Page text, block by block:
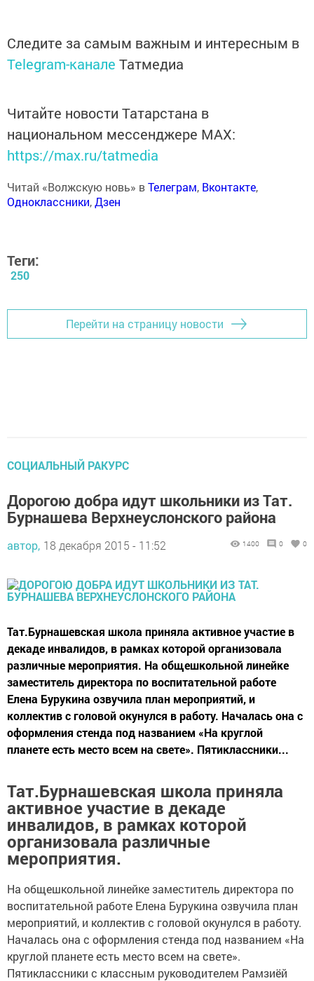
Следите за самым важным и интересным в
Telegram-канале Татмедиа
Читайте новости Татарстана в
национальном мессенджере MАХ:
https://max.ru/tatmedia
Читай «Волжскую новь» вТелеграм, Вконтакте,
Одноклассники,Дзен
Теги:
250
Перейти на страницу новости
СОЦИАЛЬНЫЙ РАКУРС
Дорогою добра идут школьники из Тат.
Бурнашева Верхнеуслонского района
автор, 18 декабря 2015 - 11:52 1400 0 0
Тат.Бурнашевская школа приняла активное участие в
декаде инвалидов, в рамках которой организовала
различные мероприятия. На общешкольной линейке
заместитель директора по воспитательной работе
Елена Бурукина озвучила план мероприятий, и
коллектив с головой окунулся в работу. Началась она с
оформления стенда под названием «На круглой
планете есть место всем на свете». Пятиклассники...
Тат.Бурнашевская школа приняла
активное участие в декаде
инвалидов, в рамках которой
организовала различные
мероприятия.
На общешкольной линейке заместитель директора по
воспитательной работе Елена Бурукина озвучила план
мероприятий, и коллектив с головой окунулся в работу.
Началась она с оформления стенда под названием «На
круглой планете есть место всем на свете».
Пятиклассники с классным руководителем Рамзиёй